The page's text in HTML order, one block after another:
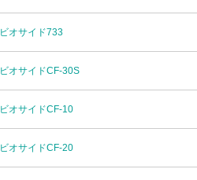
ビオサイド733
ビオサイドCF-30S
ビオサイドCF-10
ビオサイドCF-20